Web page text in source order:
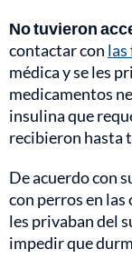
No tuvieron
contactar con las
médica y se les
medicamentos
insulina que
recibieron hasta
De acuerdo con
con perros en las
les privaban del
impedir que